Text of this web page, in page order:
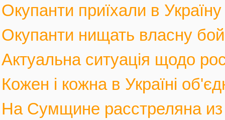
Окупанти приїхали в
Окупанти нищать власну
Актуальна ситуація щодо
Кожен і кожна в Україні
На Сумщине расстреляна из